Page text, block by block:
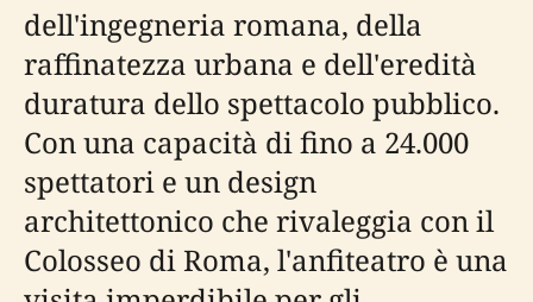
dell'ingegneria romana, della
raffinatezza urbana e dell'eredità
duratura dello spettacolo pubblico.
Con una capacità di fino a 24.000
spettatori e un design
architettonico che rivaleggia con il
Colosseo di Roma, l'anfiteatro è una